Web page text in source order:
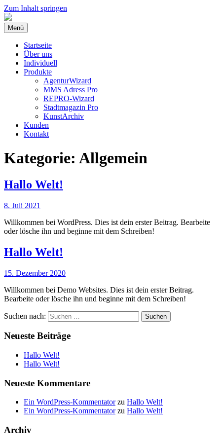
Zum Inhalt springen
Menü
Startseite
Über uns
Individuell
Produkte
AgenturWizard
MMS Adress Pro
REPRO-Wizard
Stadtmagazin Pro
KunstArchiv
Kunden
Kontakt
Kategorie: Allgemein
Hallo Welt!
8. Juli 2021
Willkommen bei WordPress. Dies ist dein erster Beitrag. Bearbeite
oder lösche ihn und beginne mit dem Schreiben!
Hallo Welt!
15. Dezember 2020
Willkommen bei Demo Websites. Dies ist dein erster Beitrag.
Bearbeite oder lösche ihn und beginne mit dem Schreiben!
Suchen nach:
Neueste Beiträge
Hallo Welt!
Hallo Welt!
Neueste Kommentare
Ein WordPress-Kommentatorzu Hallo Welt!
Ein WordPress-Kommentatorzu Hallo Welt!
Archiv